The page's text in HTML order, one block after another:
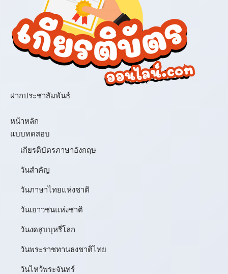
ฝากประชาสัมพันธ์
หน้าหลัก
แบบทดสอบ
เกียรติบัตรภาษาอังกฤษ
วันสำคัญ
วันภาษาไทยแห่งชาติ
วันเยาวชนแห่งชาติ
วันงดสูบบุหรี่โลก
วันพระราชทานธงชาติไทย
วันไหว้พระจันทร์​